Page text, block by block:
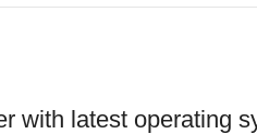
with latest operating